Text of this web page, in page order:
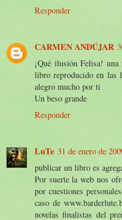
Responder
CARMEN ANDÚJAR
¡Qué ilusión Felisa!
libro reproducido en las
alegro mucho por ti
Un beso grande
Responder
LuTe 31 de enero de
publicar un libro es
Por suerte la web nos
por cuestiones
caso de
novelas finalistas del